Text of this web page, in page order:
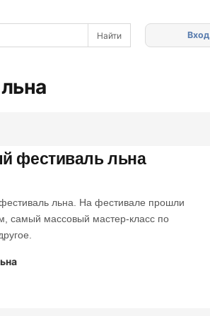
Вход
фестиваль льна
льна. На фестивале прошли
самый массовый мастер-класс по